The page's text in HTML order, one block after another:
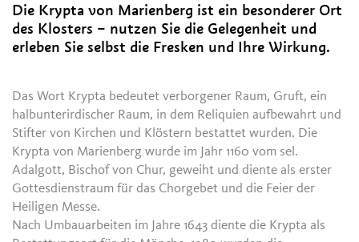
Die Krypta von Marienberg ist ein besonderer Ort
des Klosters – nutzen Sie die Gelegenheit und
erleben Sie selbst die Fresken und Ihre Wirkung.
Das Wort Krypta bedeutet verborgener Raum, Gruft, ein
halbunterirdischer Raum, in dem Reliquien aufbewahrt und
Stifter von Kirchen und Klöstern bestattet wurden. Die
Krypta von Marienberg wurde im Jahr 1160 vom sel.
Adalgott, Bischof von Chur, geweiht und diente als erster
Gottesdienstraum für das Chorgebet und die Feier der
Heiligen Messe.
Nach Umbauarbeiten im Jahre 1643 diente die Krypta als